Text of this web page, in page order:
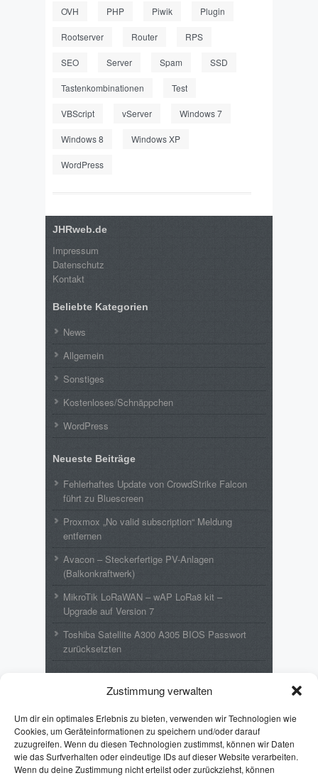
Zustimmung verwalten
Um dir ein optimales Erlebnis zu bieten, verwenden wir Technologien wie
Cookies, um Geräteinformationen zu speichern und/oder darauf
zuzugreifen. Wenn du diesen Technologien zustimmst, können wir Daten
wie das Surfverhalten oder eindeutige IDs auf dieser Website verarbeiten.
Wenn du deine Zustimmung nicht erteilst oder zurückziehst, können
OVH PHP Piwik Plugin
Rootserver Router RPS
SEO Server Spam SSD
Tastenkombinationen Test
VBScript vServer Windows 7
Windows 8 Windows XP
WordPress
JHRweb.de
Impressum
Datenschutz
Kontakt
Beliebte Kategorien
News
Allgemein
Sonstiges
Kostenloses/Schnäppchen
WordPress
Neueste Beiträge
Fehlerhaftes Update von CrowdStrike Falcon
führt zu Bluescreen
Proxmox „No valid subscription“ Meldung
entfernen
Avacon – Steckerfertige PV-Anlagen
(Balkonkraftwerk)
MikroTik LoRaWAN – wAP LoRa8 kit –
Upgrade auf Version 7
Toshiba Satellite A300 A305 BIOS Passwort
zurücksetzten
LoRa8 kit – Upgrade auf Version 7
EmilzuToshiba Satellite A300 A305 BIOS
Passwort zurücksetzten